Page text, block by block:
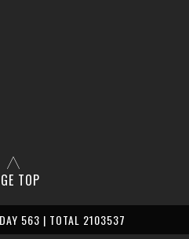
TOP
563 | TOTAL 2103537